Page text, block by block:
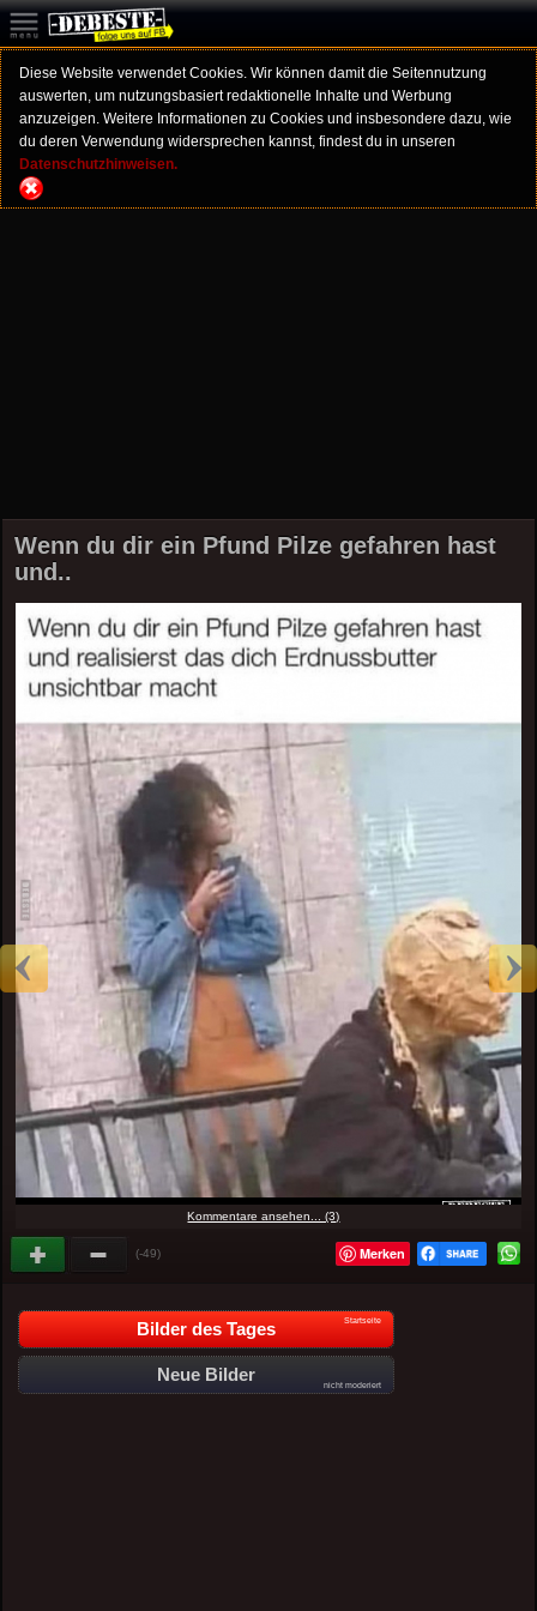
Diese Website verwendet Cookies. Wir können damit die Seitennutzung
auswerten, um nutzungsbasiert redaktionelle Inhalte und Werbung
anzuzeigen. Weitere Informationen zu Cookies und insbesondere dazu, wie
du deren Verwendung widersprechen kannst, findest du in unseren
Datenschutzhinweisen.
Wenn du dir ein Pfund Pilze gefahren hast
und..
Kommentare ansehen... (3)
(-49) Merken
Bilder des Tages Startseite
Neue Bilder
nicht moderiert